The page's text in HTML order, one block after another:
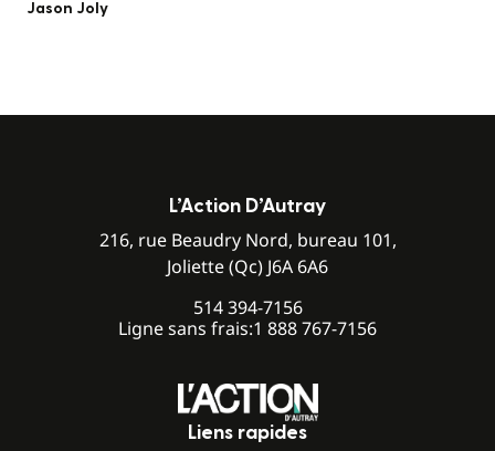
Jason Joly
L’Action D’Autray
216, rue Beaudry Nord, bureau 101,
Joliette (Qc) J6A 6A6
514 394-7156
Ligne sans frais:1 888 767-7156
Liens rapides